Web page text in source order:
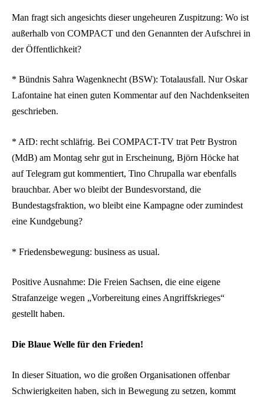
Man fragt sich angesichts dieser ungeheuren Zuspitzung: Wo ist
außerhalb von COMPACT und den Genannten der Aufschrei in
der Öffentlichkeit?
* Bündnis Sahra Wagenknecht (BSW): Totalausfall. Nur Oskar
Lafontaine hat einen guten Kommentar auf den Nachdenkseiten
geschrieben.
* AfD: recht schläfrig. Bei COMPACT-TV trat Petr Bystron
(MdB) am Montag sehr gut in Erscheinung, Björn Höcke hat
auf Telegram gut kommentiert, Tino Chrupalla war ebenfalls
brauchbar. Aber wo bleibt der Bundesvorstand, die
Bundestagsfraktion, wo bleibt eine Kampagne oder zumindest
eine Kundgebung?
* Friedensbewegung: business as usual.
Positive Ausnahme: Die Freien Sachsen, die eine eigene
Strafanzeige wegen „Vorbereitung eines Angriffskrieges“
gestellt haben.
Die Blaue Welle für den Frieden!
In dieser Situation, wo die großen Organisationen offenbar
Schwierigkeiten haben, sich in Bewegung zu setzen, kommt